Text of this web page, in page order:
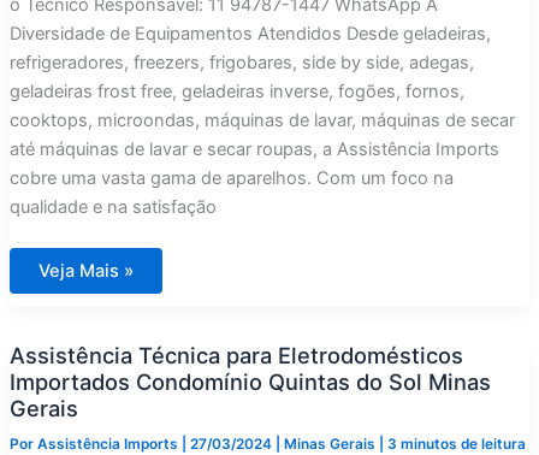
o Técnico Responsável: 11 94787-1447 WhatsApp A
Diversidade de Equipamentos Atendidos Desde geladeiras,
refrigeradores, freezers, frigobares, side by side, adegas,
geladeiras frost free, geladeiras inverse, fogões, fornos,
cooktops, microondas, máquinas de lavar, máquinas de secar
até máquinas de lavar e secar roupas, a Assistência Imports
cobre uma vasta gama de aparelhos. Com um foco na
qualidade e na satisfação
Assistência
Técnica
Condomínio
Quintas
do
Morro
Minas
Gerais
Veja Mais »
Assistência Técnica para Eletrodomésticos
Importados Condomínio Quintas do Sol Minas
Gerais
Por Assistência Imports 27/03/2024 Minas Gerais 3 minutos de leitura